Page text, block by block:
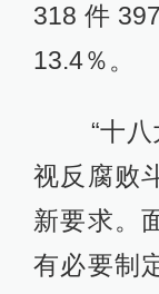
318件
13.4％。
“十八大
视反腐败
新要求。
有必要制